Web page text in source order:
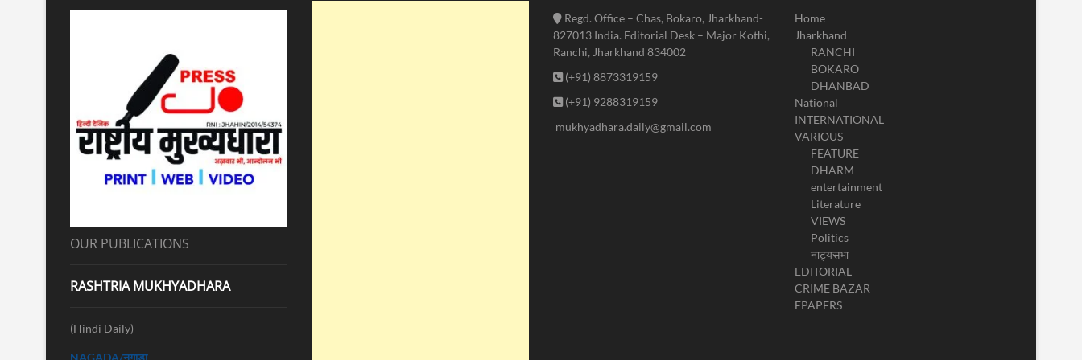
OUR PUBLICATIONS
RASHTRIA MUKHYADHARA
(Hindi Daily)
NAGADA/नगाड़ा
Regd. Office – Chas, Bokaro, Jharkhand-
827013 India. Editorial Desk – Major Kothi,
Ranchi, Jharkhand 834002
(+91) 8873319159
(+91) 9288319159
mukhyadhara.daily@gmail.com
Home
Jharkhand
RANCHI
BOKARO
DHANBAD
National
INTERNATIONAL
VARIOUS
FEATURE
DHARM
entertainment
Literature
VIEWS
Politics
नाट्यसभा
EDITORIAL
CRIME BAZAR
EPAPERS